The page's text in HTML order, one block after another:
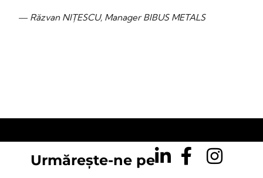
— Răzvan NIȚESCU, Manager BIBUS METALS
Urmărește-ne pe